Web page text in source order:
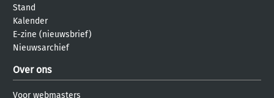
Stand
Kalender
E-zine (nieuwsbrief)
Nieuwsarchief
Over ons
Voor webmasters